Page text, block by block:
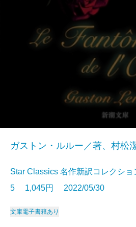
ガストン・ルルー／著、村松
Star Classics 名作新訳コレクシ
5 1,045円 2022/05/30
文庫電子書籍あり